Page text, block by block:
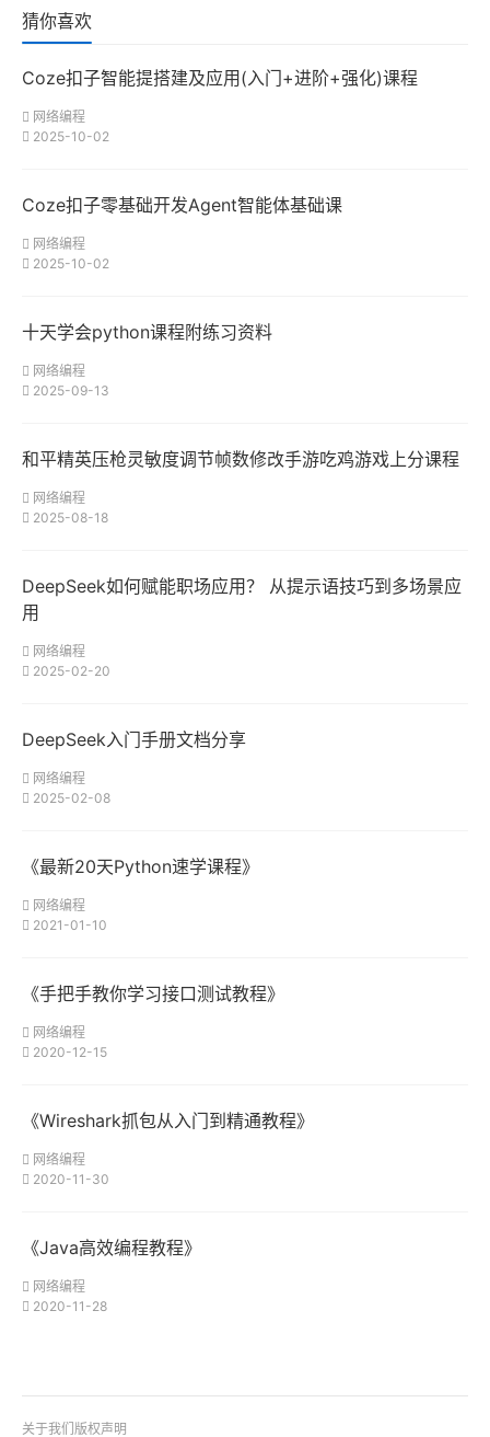
猜你喜欢
Coze扣子智能提搭建及应用(入门+进阶+强化)课程
网络编程
2025-10-02
Coze扣子零基础开发Agent智能体基础课
网络编程
2025-10-02
十天学会python课程附练习资料
网络编程
2025-09-13
和平精英压枪灵敏度调节帧数修改手游吃鸡游戏上分课程
网络编程
2025-08-18
DeepSeek如何赋能职场应用？ 从提示语技巧到多场景应
用
网络编程
2025-02-20
DeepSeek入门手册文档分享
网络编程
2025-02-08
《最新20天Python速学课程》
网络编程
2021-01-10
《手把手教你学习接口测试教程》
网络编程
2020-12-15
《Wireshark抓包从入门到精通教程》
网络编程
2020-11-30
《Java高效编程教程》
网络编程
2020-11-28
关于我们 版权声明